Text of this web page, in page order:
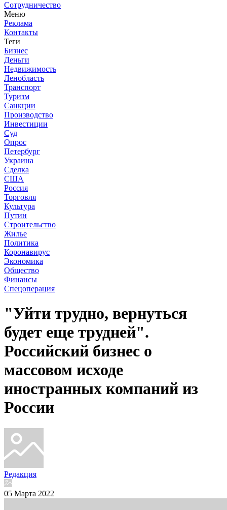
Сотрудничество
Меню
Реклама
Контакты
Теги
Бизнес
Деньги
Недвижимость
Ленобласть
Транспорт
Туризм
Санкции
Производство
Инвестиции
Суд
Опрос
Петербург
Украина
Сделка
США
Россия
Торговля
Культура
Путин
Строительство
Жилье
Политика
Коронавирус
Экономика
Общество
Финансы
Спецоперация
"Уйти трудно, вернуться
будет еще трудней".
Российский бизнес о
массовом исходе
иностранных компаний из
России
Редакция
05 Марта 2022